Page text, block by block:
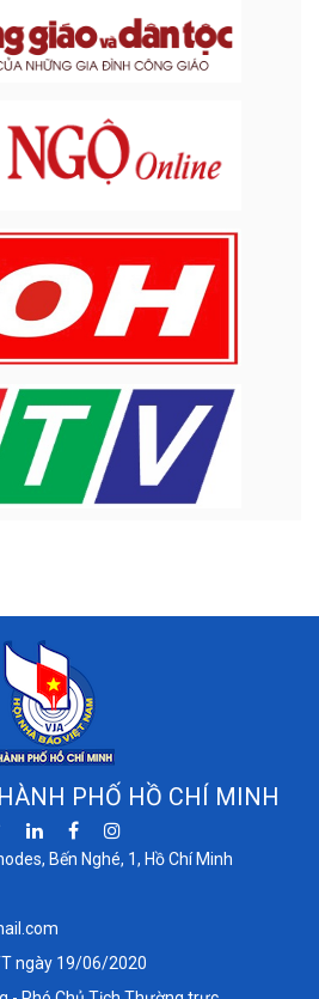
PHỐ HỒ CHÍ MINH
Bến Nghé, 1, Hồ Chí Minh
ngày 19/06/2020